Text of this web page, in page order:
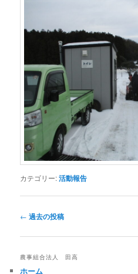
カテゴリー:活動報告
投
ナ
ビ
← 過去の投稿
農事組合法人 田高
ホーム